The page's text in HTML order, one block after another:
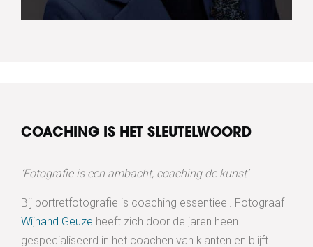
COACHING IS HET SLEUTELWOORD
‘Fotografie is een ambacht, coaching de kunst’
Bij portretfotografie is coaching essentieel. Fotograaf
Wijnand Geuze heeft zich door de jaren heen
gespecialiseerd in het coachen van klanten en blijft